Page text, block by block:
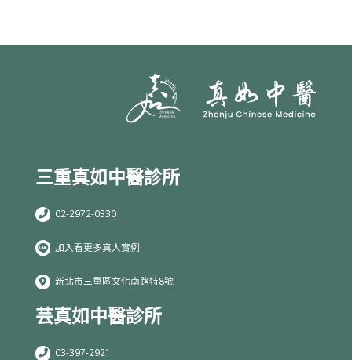
三重真如中醫診所
02-2972-0330
加入看更多真人實例
新北市三重區文化南路特8號
芸真如中醫診所
03-397-2921